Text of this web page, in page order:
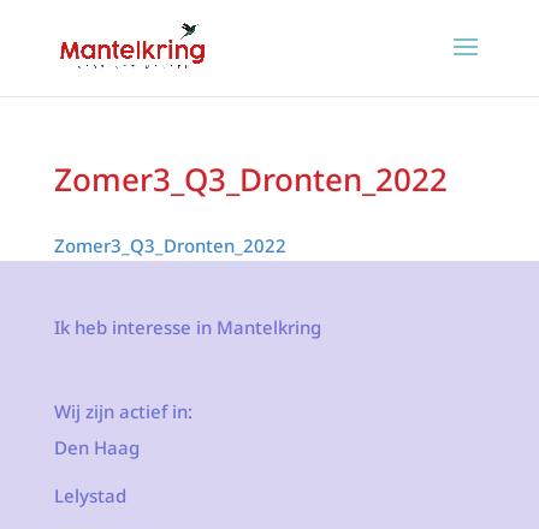
Zomer3_Q3_Dronten_2022
Zomer3_Q3_Dronten_2022
Ik heb interesse in Mantelkring
Wij zijn actief in:
Den Haag
Lelystad